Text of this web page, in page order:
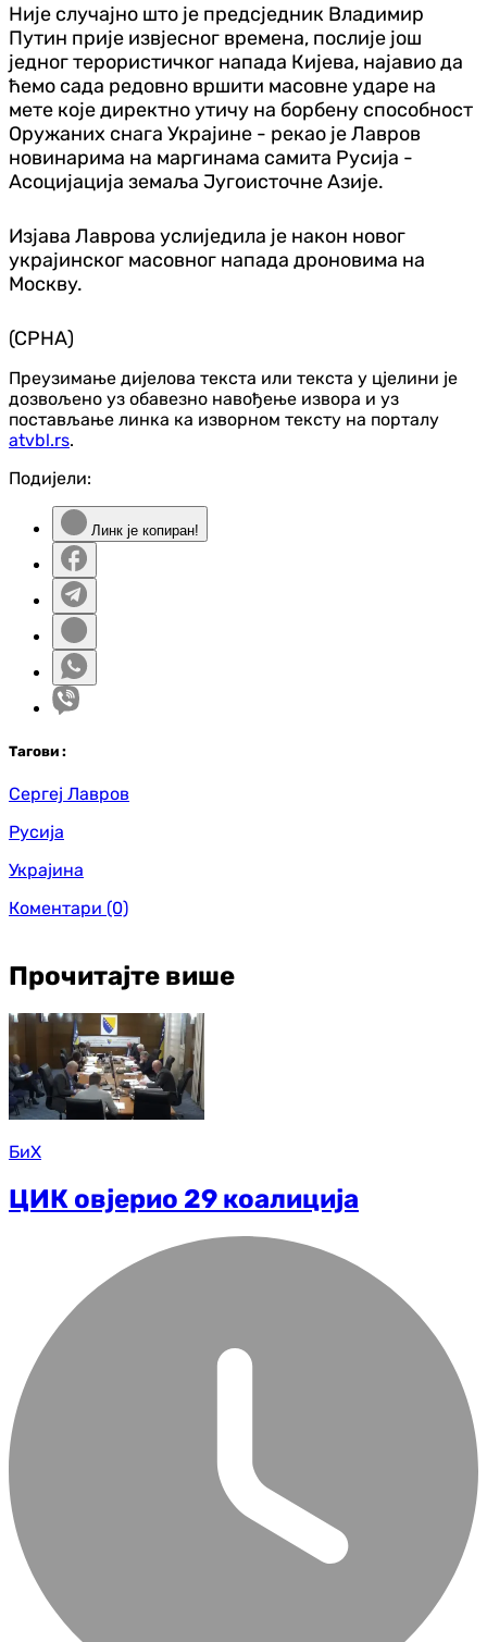
Није случајно што је предсједник Владимир
Путин прије извјесног времена, послије још
једног терористичког напада Кијева, најавио да
ћемо сада редовно вршити масовне ударе на
мете које директно утичу на борбену способност
Оружаних снага Украјине - рекао је Лавров
новинарима на маргинама самита Русија -
Асоцијација земаља Југоисточне Азије.
Изјава Лаврова услиједила је након новог
украјинског масовног напада дроновима на
Москву.
(СРНА)
Преузимање дијелова текста или текста у цјелини је
дозвољено уз обавезно навођење извора и уз
постављање линка ка изворном тексту на порталу
atvbl.rs.
Подијели:
Линк је копиран!
Тагови :
Сергеј Лавров
Русија
Украјина
Коментари (0)
Прочитајте више
БиХ
ЦИК овјерио 29 коалиција